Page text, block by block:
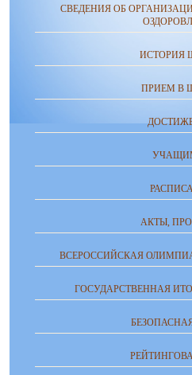
СВЕДЕНИЯ ОБ
ИСТОРИЯ
ПРИЕМ В
АКТЫ,
ВСЕРОССИЙСКАЯ
ГОСУДАРСТВЕННАЯ